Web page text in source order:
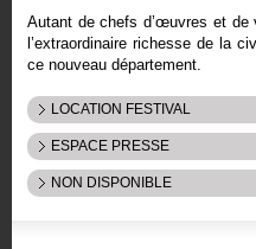
Autant de chefs d’œuvres et
l’extraordinaire richesse de la
ce nouveau département.
LOCATION FESTIVAL
ESPACE PRESSE
NON DISPONIBLE